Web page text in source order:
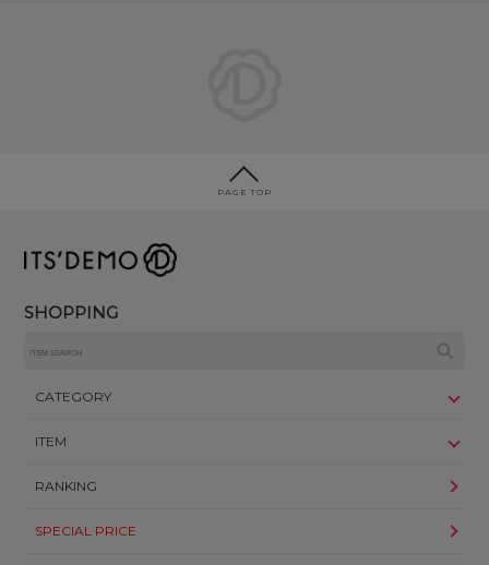
PAGE TOP
SHOPPING
CATEGORY
ITEM
RANKING
SPECIAL PRICE